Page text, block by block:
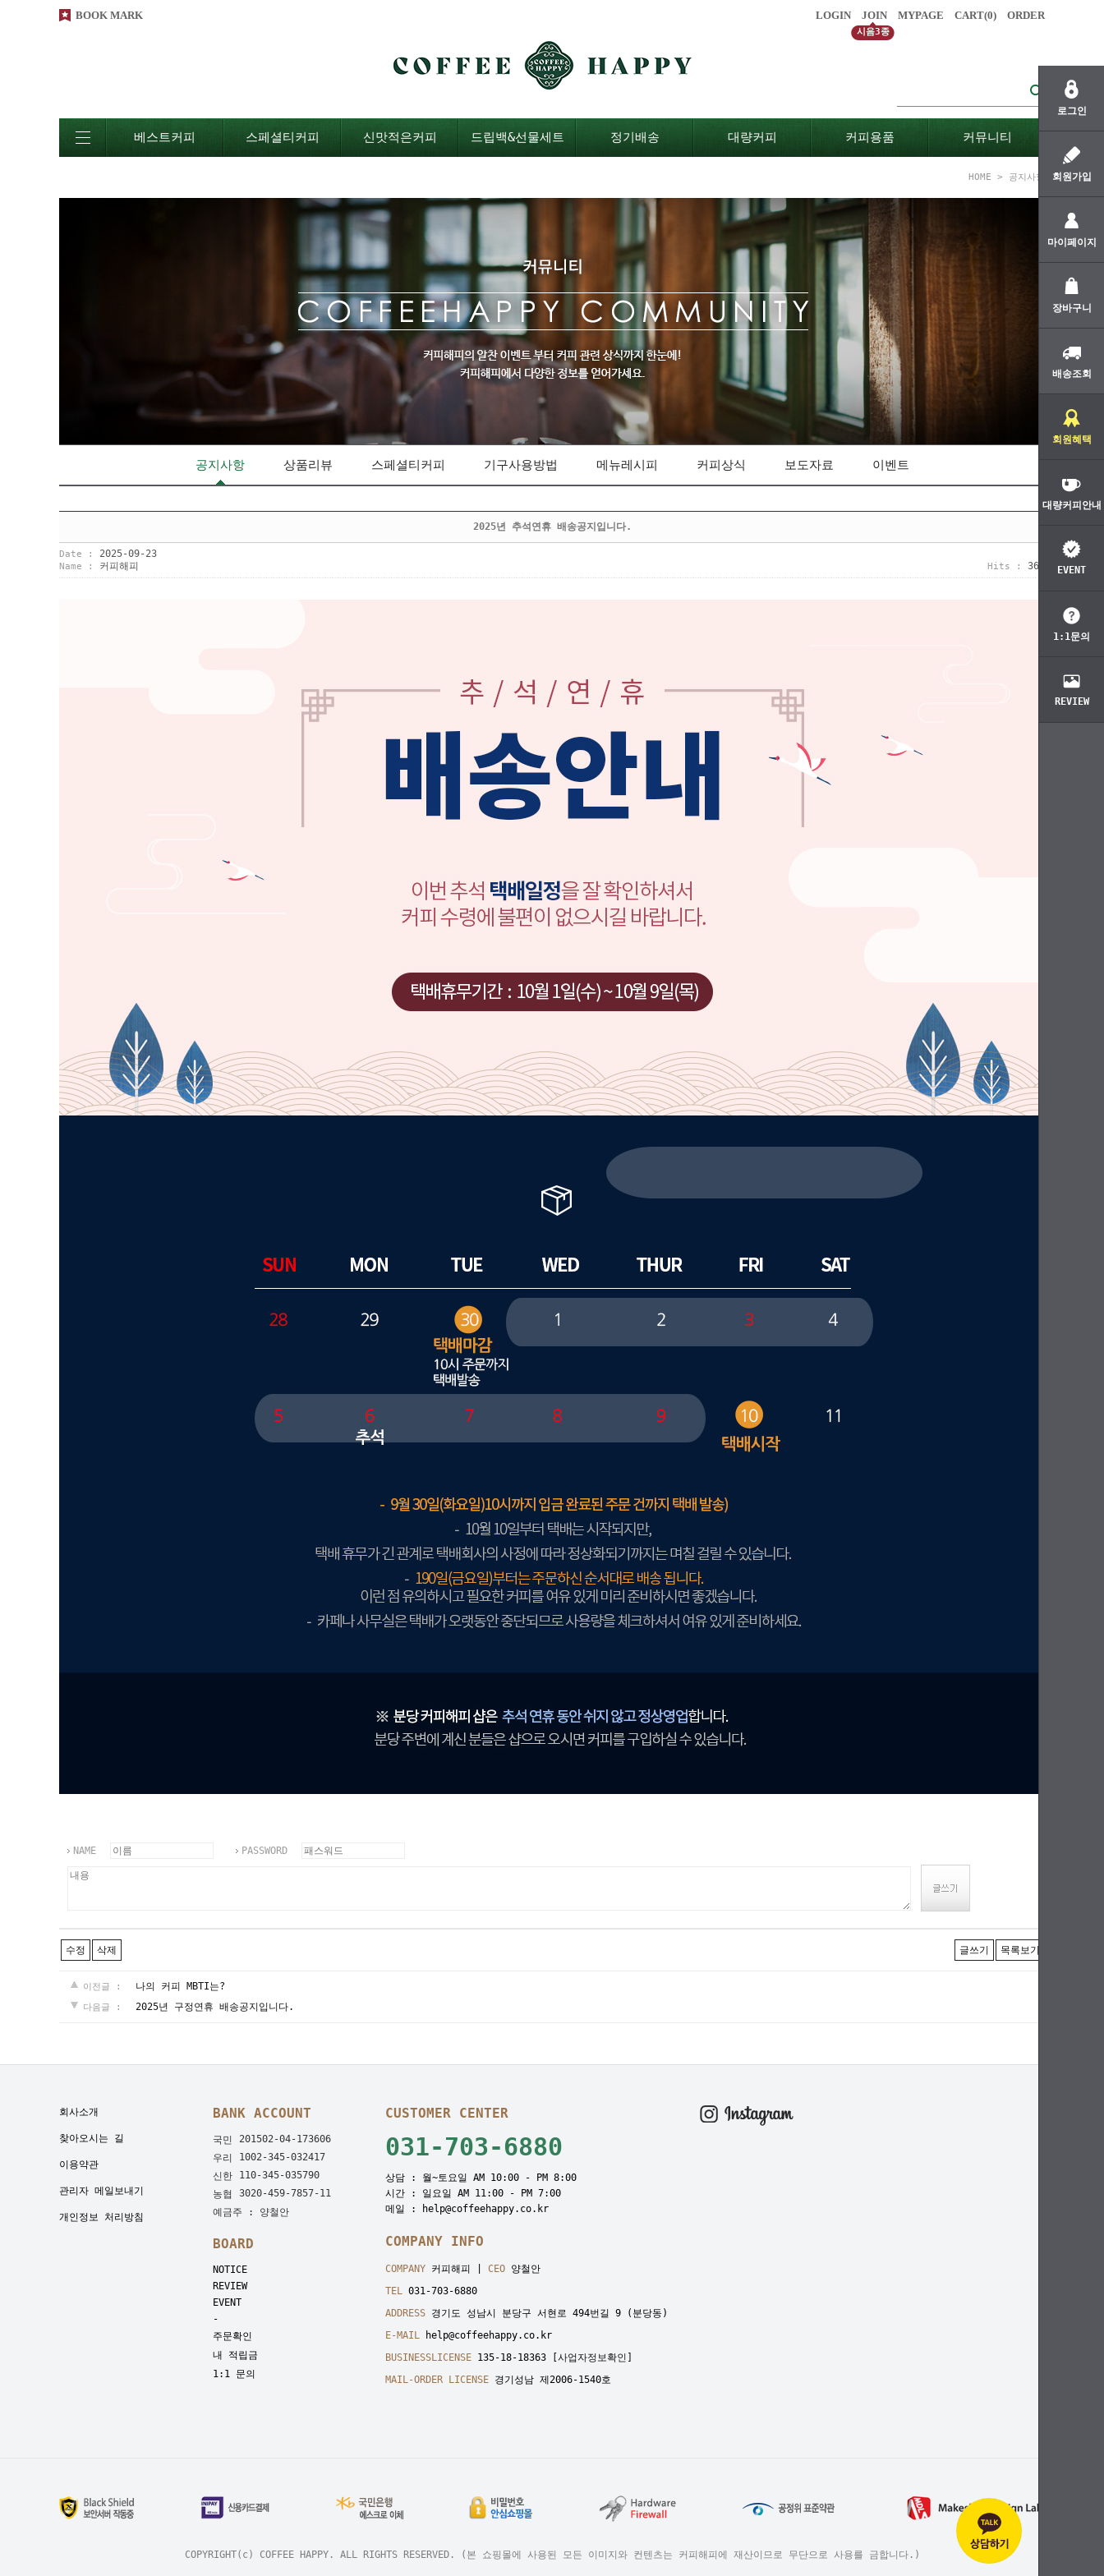
로그인
회원가입
마이페이지
장바구니
배송조회
회원혜택
대량커피안내
EVENT
1:1문의
REVIEW
BOOK MARK LOGIN JOIN
시음3종
MYPAGE CART(0) ORDER
베스트커피 스페셜티커피 신맛적은커피 드립백&선물세트 정기배송 대량커피 커피용품 커뮤니티
HOME > 공지사항
공지사항 상품리뷰 스페셜티커피 기구사용방법 메뉴레시피 커피상식 보도자료 이벤트
2025년 추석연휴 배송공지입니다.
Date : 2025-09-23
Name : 커피해피 Hits : 368
NAME PASSWORD
수정 삭제 글쓰기 목록보기
이전글 : 나의 커피 MBTI는?
다음글 : 2025년 구정연휴 배송공지입니다.
회사소개
찾아오시는 길
이용약관
관리자 메일보내기
개인정보 처리방침
BANK ACCOUNT
국민
201502-04-173606
우리
1002-345-032417
신한
110-345-035790
농협
3020-459-7857-11
예금주 : 양철안
BOARD
NOTICE
REVIEW
EVENT
-
주문확인
내 적립금
1:1 문의
CUSTOMER CENTER
031-703-6880
상담 : 월~토요일 AM 10:00 - PM 8:00
시간 : 일요일 AM 11:00 - PM 7:00
메일 : help@coffeehappy.co.kr
COMPANY INFO
COMPANY 커피해피 | CEO 양철안
TEL 031-703-6880
ADDRESS 경기도 성남시 분당구 서현로 494번길 9 (분당동)
E-MAIL help@coffeehappy.co.kr
BUSINESSLICENSE 135-18-18363
[사업자정보확인]
MAIL-ORDER LICENSE 경기성남 제2006-1540호
COPYRIGHT(c) COFFEE HAPPY. ALL RIGHTS RESERVED. (본 쇼핑몰에 사용된 모든 이미지와 컨텐츠는 커피해피에 재산이므로 무단으로 사용를 금합니다.)